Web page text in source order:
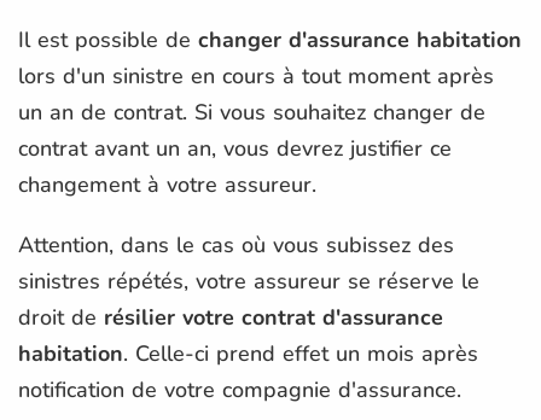
Il est possible de changer d'assurance habitation
lors d'un sinistre en cours à tout moment après
un an de contrat. Si vous souhaitez changer de
contrat avant un an, vous devrez justifier ce
changement à votre assureur.
Attention, dans le cas où vous subissez des
sinistres répétés, votre assureur se réserve le
droit de résilier votre contrat d'assurance
habitation. Celle-ci prend effet un mois après
notification de votre compagnie d'assurance.